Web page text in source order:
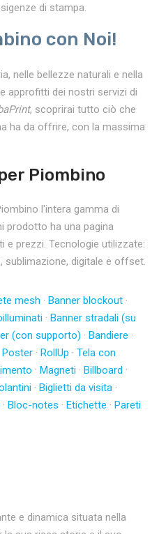
di stampa.
con Noi!
nelle bellezze naturali e nella
approfitti dei nostri servizi di
, scoprirai tutto ciò che
ha da offrire, con la massima
Piombino
l'intera gamma di
prodotto ha una pagina
e prezzi. Tecnologie utilizzate:
sublimazione, digitale e offset.
mesh · Banner blockout ·
· Banner stradali (su
(con supporto) · Bandiere ·
Poster · RollUp · Tela con
· Magneti · Billboard ·
· Biglietti da visita ·
· Bloc-notes · Etichette · Pareti
e dinamica situata nella